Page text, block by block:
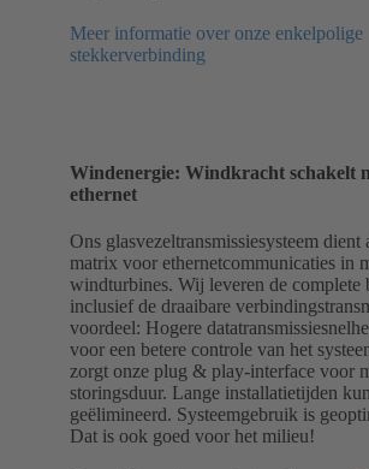
Meer informatie over onze enkelpolige
stekkerverbinding
Windenergie: Windkracht schakelt
ethernet
Ons glasvezeltransmissiesysteem dient
matrix voor ethernetcommunicaties in
windturbines. Wij leveren de complete
inclusief de draaibare
voordeel: Hogere
voor een betere controle van het
zorgt onze plug & play-interface voor
storingsduur. Lange installatietijden
geëlimineerd. Systeemgebruik is
Dat is ook goed voor het milieu!